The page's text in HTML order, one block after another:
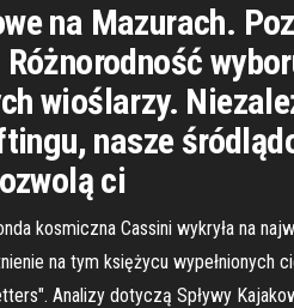
na Mazurach.
wioślarzy.
nasze
ci
kosmiczna Cassini wykryła na
na tym księżycu wypełnionych
Analizy dotyczą Spływy